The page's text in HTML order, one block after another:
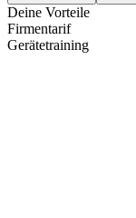
Deine Vorteile
Firmentarif
Gerätetraining